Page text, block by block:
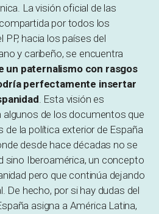
La visión oficial de las
por todos los
PP, hacia los países del
y caribeño, se encuentra
un paternalismo con rasgos
perfectamente insertar
. Esta visión es
algunos de los documentos que
de la política exterior de España
desde hace décadas no se
sino Iberoamérica, un concepto
pero que continúa dejando
De hecho, por si hay dudas del
asigna a América Latina,